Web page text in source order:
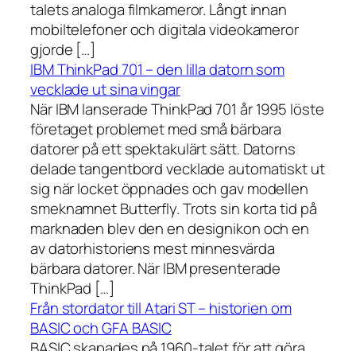
talets analoga filmkameror. Långt innan
mobiltelefoner och digitala videokameror
gjorde […]
IBM ThinkPad 701 – den lilla datorn som
vecklade ut sina vingar
När IBM lanserade ThinkPad 701 år 1995 löste
företaget problemet med små bärbara
datorer på ett spektakulärt sätt. Datorns
delade tangentbord vecklade automatiskt ut
sig när locket öppnades och gav modellen
smeknamnet Butterfly. Trots sin korta tid på
marknaden blev den en designikon och en
av datorhistoriens mest minnesvärda
bärbara datorer. När IBM presenterade
ThinkPad […]
Från stordator till Atari ST – historien om
BASIC och GFA BASIC